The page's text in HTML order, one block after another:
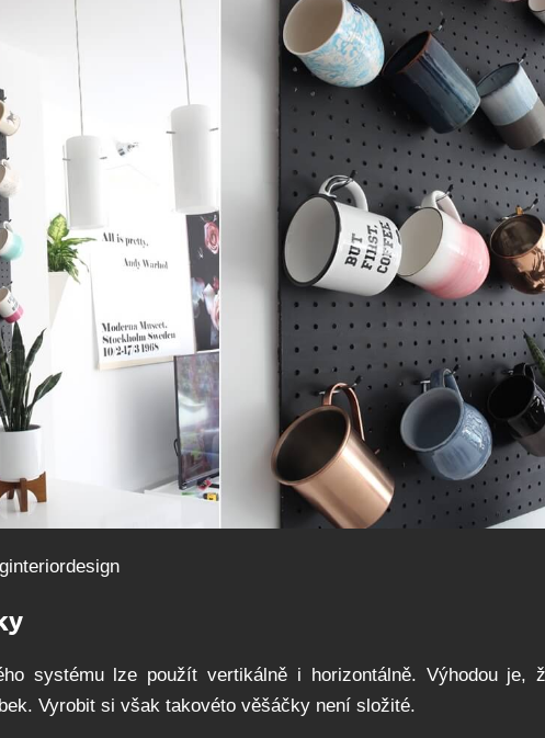
systému lze použít vertikálně i horizontálně. Výhodou je,
Vyrobit si však takovéto věšáčky není složité.